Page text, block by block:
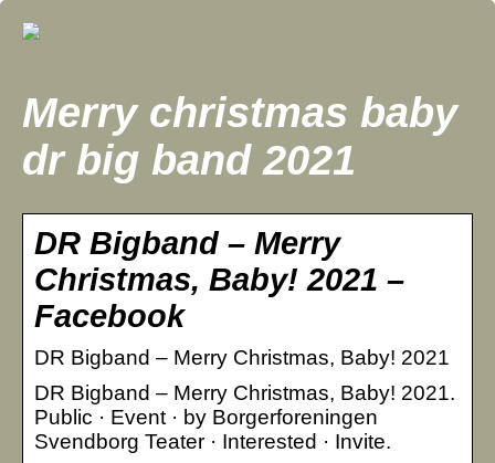
Merry christmas baby
dr big band 2021
DR Bigband – Merry
Christmas, Baby! 2021 –
Facebook
DR Bigband – Merry Christmas, Baby! 2021
DR Bigband – Merry Christmas, Baby! 2021.
Public · Event · by Borgerforeningen
Svendborg Teater · Interested · Invite.